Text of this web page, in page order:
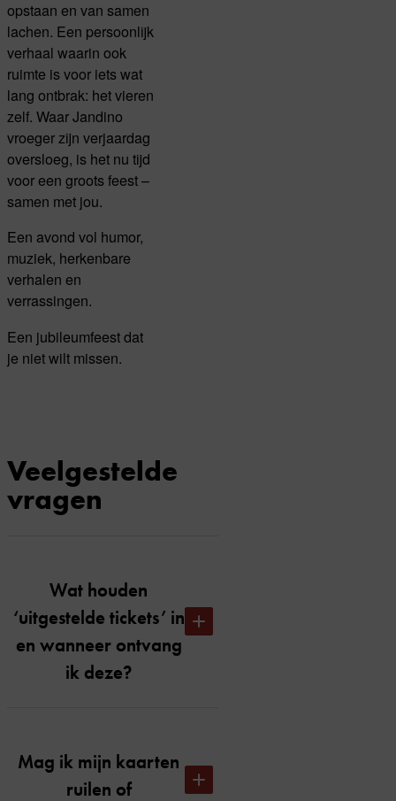
opstaan en van samen
lachen. Een persoonlijk
verhaal waarin ook
ruimte is voor iets wat
lang ontbrak: het vieren
zelf. Waar Jandino
vroeger zijn verjaardag
oversloeg, is het nu tijd
voor een groots feest –
samen met jou.
Een avond vol humor,
muziek, herkenbare
verhalen en
verrassingen.
Een jubileumfeest dat
je niet wilt missen.
Veelgestelde
vragen
Wat houden
‘uitgestelde tickets’ in
en wanneer ontvang
ik deze?
op de dag van de voorstelling om
00.01 uur je tickets per e-mail
toegestuurd krijgt. We hebben
Mag ik mijn kaarten
ruilen of